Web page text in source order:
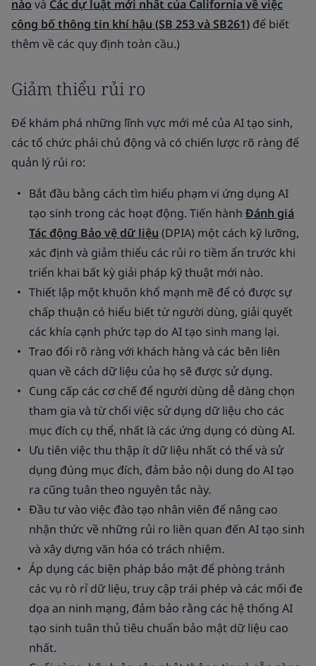
nào và Các dự luật mới nhất của California về việc
công bố thông tin khí hậu (SB 253 và SB261) để biết
thêm về các quy định toàn cầu.)
Giảm thiểu rủi ro
Để khám phá những lĩnh vực mới mẻ của AI tạo sinh,
các tổ chức phải chủ động và có chiến lược rõ ràng để
quản lý rủi ro:
Bắt đầu bằng cách tìm hiểu phạm vi ứng dụng AI
tạo sinh trong các hoạt động. Tiến hành Đánh giá
Tác động Bảo vệ dữ liệu (DPIA) một cách kỹ lưỡng,
xác định và giảm thiểu các rủi ro tiềm ẩn trước khi
triển khai bất kỳ giải pháp kỹ thuật mới nào.
Thiết lập một khuôn khổ mạnh mẽ để có được sự
chấp thuận có hiểu biết từ người dùng, giải quyết
các khía cạnh phức tạp do AI tạo sinh mang lại.
Trao đổi rõ ràng với khách hàng và các bên liên
quan về cách dữ liệu của họ sẽ được sử dụng.
Cung cấp các cơ chế để người dùng dễ dàng chọn
tham gia và từ chối việc sử dụng dữ liệu cho các
mục đích cụ thể, nhất là các ứng dụng có dùng AI.
Ưu tiên việc thu thập ít dữ liệu nhất có thể và sử
dụng đúng mục đích, đảm bảo nội dung do AI tạo
ra cũng tuân theo nguyên tắc này.
Đầu tư vào việc đào tạo nhân viên để nâng cao
nhận thức về những rủi ro liên quan đến AI tạo sinh
và xây dựng văn hóa có trách nhiệm.
Áp dụng các biện pháp bảo mật để phòng tránh
các vụ rò rỉ dữ liệu, truy cập trái phép và các mối đe
dọa an ninh mạng, đảm bảo rằng các hệ thống AI
tạo sinh tuân thủ tiêu chuẩn bảo mật dữ liệu cao
nhất.